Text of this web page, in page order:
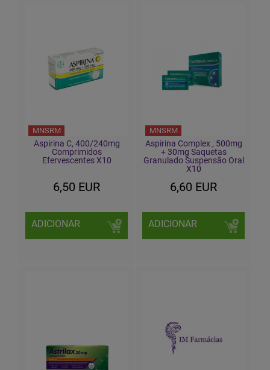
MNSRM
Aspirina C, 400/240mg
Comprimidos
Efervescentes X10
6,50 EUR
ADICIONAR
MNSRM
Aspirina Complex , 500mg
+ 30mg Saquetas
Granulado Suspensão Oral
X10
6,60 EUR
ADICIONAR